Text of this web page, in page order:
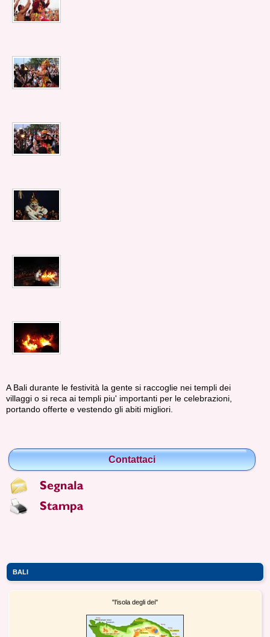
BALI
"l'isola degli dei"
A Bali durante le festività la gente si raccoglie nei templi dei
villaggi o si reca ai templi piu' importanti per le celebrazioni,
portando offerte e vestendo gli abiti migliori.
Contattaci